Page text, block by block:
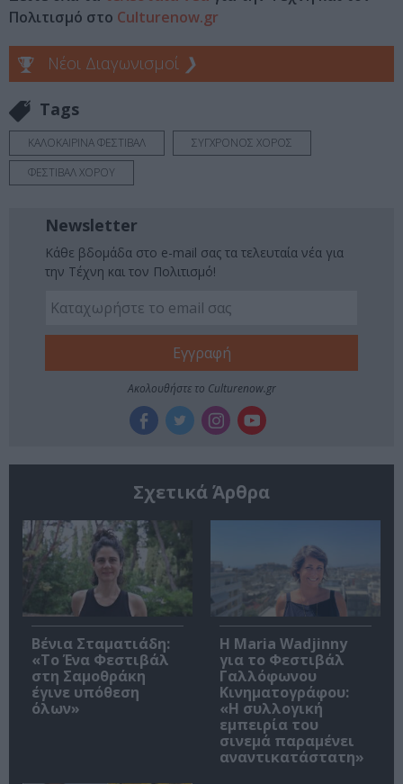
Πολιτισμό στο Culturenow.gr
Νέοι Διαγωνισμοί ❯
Tags
ΚΑΛΟΚΑΙΡΙΝΑ ΦΕΣΤΙΒΑΛ
ΣΥΓΧΡΟΝΟΣ ΧΟΡΟΣ
ΦΕΣΤΙΒΑΛ ΧΟΡΟΥ
Newsletter
Κάθε βδομάδα στο e-mail σας τα τελευταία νέα για
την Τέχνη και τον Πολιτισμό!
Ακολουθήστε το Culturenow.gr
Σχετικά Άρθρα
Βένια Σταματιάδη:
«Το Ένα Φεστιβάλ
στη Σαμοθράκη
έγινε υπόθεση
όλων»
Η Maria Wadjinny
για το Φεστιβάλ
Γαλλόφωνου
Κινηματογράφου:
«Η συλλογική
εμπειρία του
σινεμά παραμένει
αναντικατάστατη»